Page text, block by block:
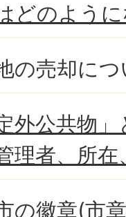
どのよう
の売却に
外公共物
理者、所
の徽章(市